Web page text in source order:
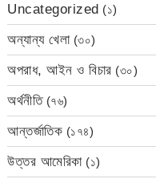
Uncategorized (১)
অন্যান্য খেলা(৩০)
অপরাধ, আইন ও বিচার (৩০)
অর্থনীতি(৭৬)
আন্তর্জাতিক (১৭৪)
উত্তর আমেরিকা(১)